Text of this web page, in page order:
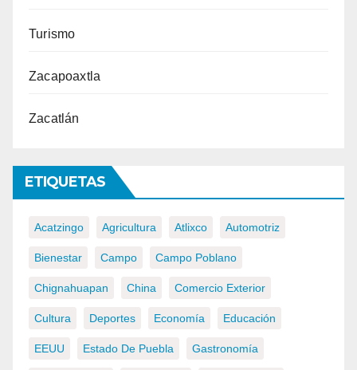
Turismo
Zacapoaxtla
Zacatlán
ETIQUETAS
Acatzingo Agricultura Atlixco Automotriz
Bienestar Campo Campo Poblano
Chignahuapan China Comercio Exterior
Cultura Deportes Economía Educación
EEUU Estado De Puebla Gastronomía